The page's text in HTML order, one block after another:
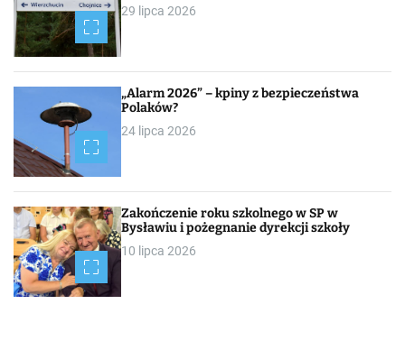
29 lipca 2026
„Alarm 2026” – kpiny z bezpieczeństwa
Polaków?
24 lipca 2026
Zakończenie roku szkolnego w SP w
Bysławiu i pożegnanie dyrekcji szkoły
10 lipca 2026